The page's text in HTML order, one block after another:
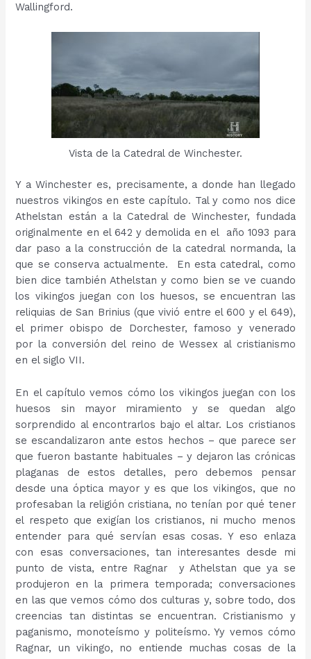
Wallingford.
Vista de la Catedral de Winchester.
Y a Winchester es, precisamente, a donde han llegado
nuestros vikingos en este capítulo. Tal y como nos dice
Athelstan están a la Catedral de Winchester, fundada
originalmente en el 642 y demolida en el año 1093 para
dar paso a la construcción de la catedral normanda, la
que se conserva actualmente. En esta catedral, como
bien dice también Athelstan y como bien se ve cuando
los vikingos juegan con los huesos, se encuentran las
reliquias de San Brinius (que vivió entre el 600 y el 649),
el primer obispo de Dorchester, famoso y venerado
por la conversión del reino de Wessex al cristianismo
en el siglo VII.
En el capítulo vemos cómo los vikingos juegan con los
huesos sin mayor miramiento y se quedan algo
sorprendido al encontrarlos bajo el altar. Los cristianos
se escandalizaron ante estos hechos – que parece ser
que fueron bastante habituales – y dejaron las crónicas
plaganas de estos detalles, pero debemos pensar
desde una óptica mayor y es que los vikingos, que no
profesaban la religión cristiana, no tenían por qué tener
el respeto que exigían los cristianos, ni mucho menos
entender para qué servían esas cosas. Y eso enlaza
con esas conversaciones, tan interesantes desde mi
punto de vista, entre Ragnar y Athelstan que ya se
produjeron en la primera temporada; conversaciones
en las que vemos cómo dos culturas y, sobre todo, dos
creencias tan distintas se encuentran. Cristianismo y
paganismo, monoteísmo y politeísmo. Yy vemos cómo
Ragnar, un vikingo, no entiende muchas cosas de la